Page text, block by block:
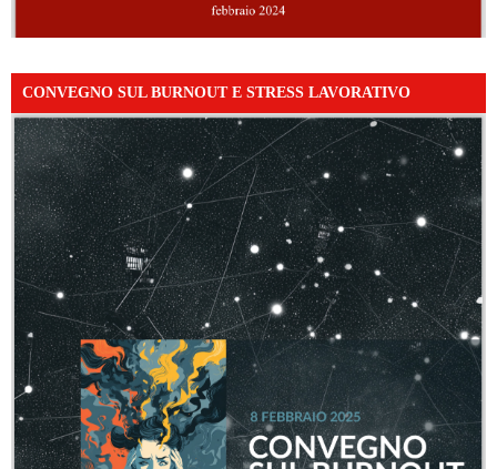
CONVEGNO SUL BURNOUT E STRESS LAVORATIVO